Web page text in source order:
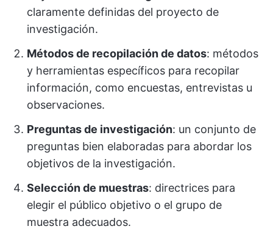
claramente definidas del proyecto de
investigación.
Métodos de recopilación de datos: métodos
y herramientas específicos para recopilar
información, como encuestas, entrevistas u
observaciones.
Preguntas de investigación: un conjunto de
preguntas bien elaboradas para abordar los
objetivos de la investigación.
Selección de muestras: directrices para
elegir el público objetivo o el grupo de
muestra adecuados.